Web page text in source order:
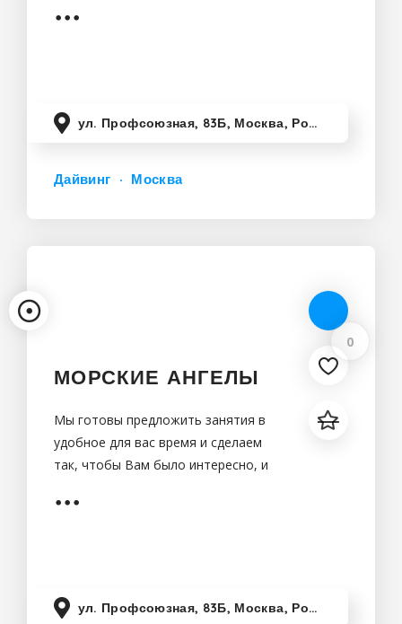
исследованию подводного мира
ул. Профсоюзная, 83Б, Москва, Россия
Дайвинг Москва
0
МОРСКИЕ АНГЕЛЫ
Мы готовы предложить занятия в
удобное для вас время и сделаем
так, чтобы Вам было интересно, и
волшебный мир океана!
ул. Профсоюзная, 83Б, Москва, Россия